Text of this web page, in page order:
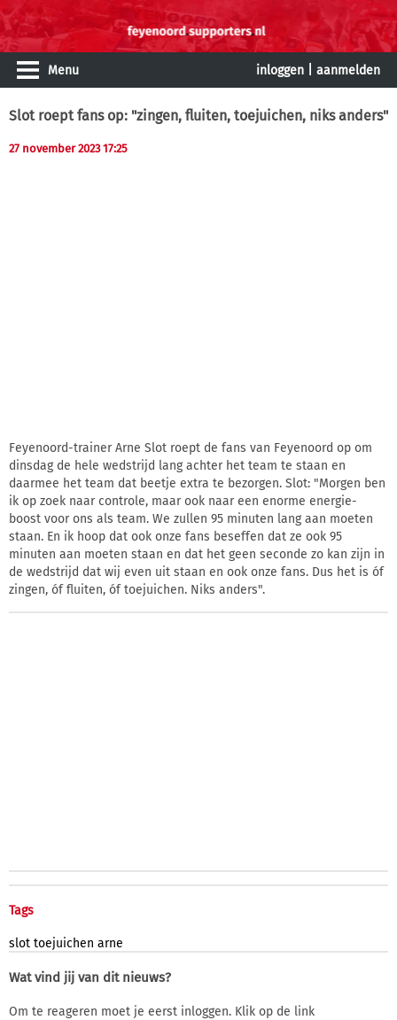
Menu inloggen aanmelden
Slot roept fans op: "zingen, fluiten, toejuichen, niks anders"
27 november 2023 17:25
Feyenoord-trainer Arne Slot roept de fans van Feyenoord op om
dinsdag de hele wedstrijd lang achter het team te staan en
daarmee het team dat beetje extra te bezorgen. Slot: "Morgen ben
ik op zoek naar controle, maar ook naar een enorme energie-
boost voor ons als team. We zullen 95 minuten lang aan moeten
staan. En ik hoop dat ook onze fans beseffen dat ze ook 95
minuten aan moeten staan en dat het geen seconde zo kan zijn in
de wedstrijd dat wij even uit staan en ook onze fans. Dus het is óf
zingen, óf fluiten, óf toejuichen. Niks anders".
Tags
slot toejuichen arne
Wat vind jij van dit nieuws?
Om te reageren moet je eerst inloggen. Klik op de link